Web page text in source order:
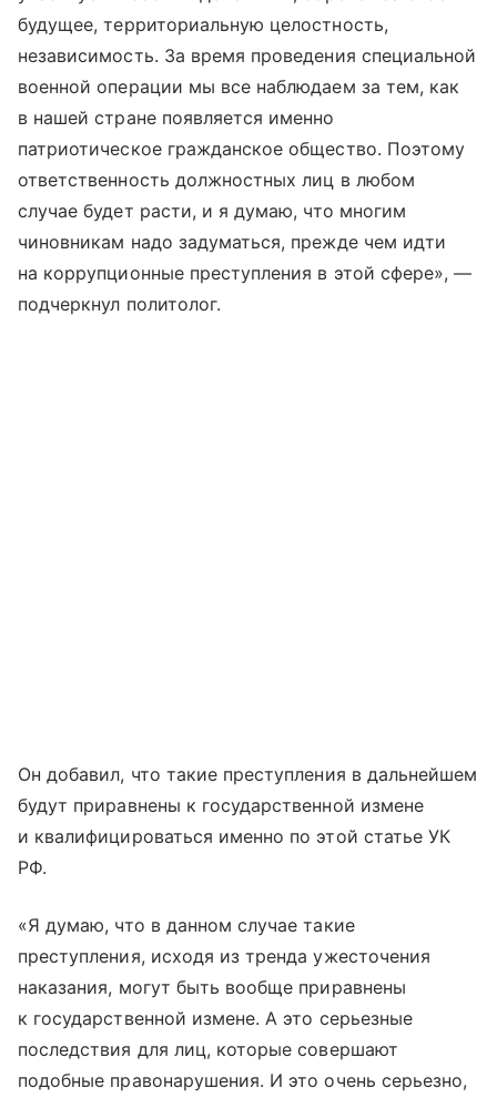
будущее, территориальную целостность,
независимость. За время проведения специальной
военной операции мы все наблюдаем за тем, как
в нашей стране появляется именно
патриотическое гражданское общество. Поэтому
ответственность должностных лиц в любом
случае будет расти, и я думаю, что многим
чиновникам надо задуматься, прежде чем идти
на коррупционные преступления в этой сфере», —
подчеркнул политолог.
Он добавил, что такие преступления в дальнейшем
будут приравнены к государственной измене
и квалифицироваться именно по этой статье УК
РФ.
«Я думаю, что в данном случае такие
преступления, исходя из тренда ужесточения
наказания, могут быть вообще приравнены
к государственной измене. А это серьезные
последствия для лиц, которые совершают
подобные правонарушения. И это очень серьезно,